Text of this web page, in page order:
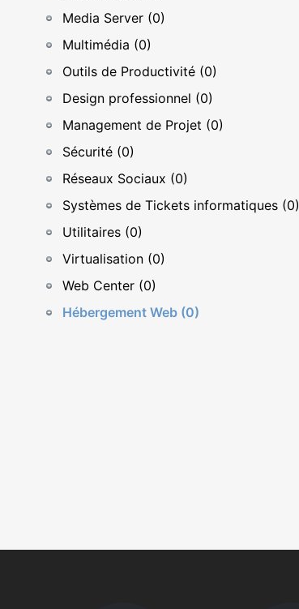
Media Server (0)
Multimédia (0)
Outils de Productivité (0)
Design professionnel (0)
Management de Projet (0)
Sécurité (0)
Réseaux Sociaux (0)
Systèmes de Tickets informatiques (0)
Utilitaires (0)
Virtualisation (0)
Web Center (0)
Hébergement Web (0)